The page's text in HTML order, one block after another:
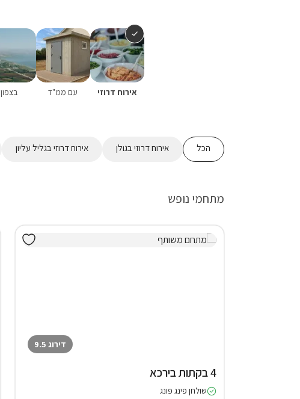
אירוח דרוזי עם ממ"ד בצפון
הכל אירוח דרוזי בגולן אירוח דרוזי בגליל עליון
מתחמי נופש
דירוג 9.5
4 בקתות בירכא
שולחן פינג פונג